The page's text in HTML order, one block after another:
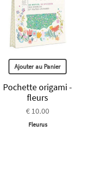
Ajouter au Panier
Pochette origami -
fleurs
€ 10.00
Fleurus